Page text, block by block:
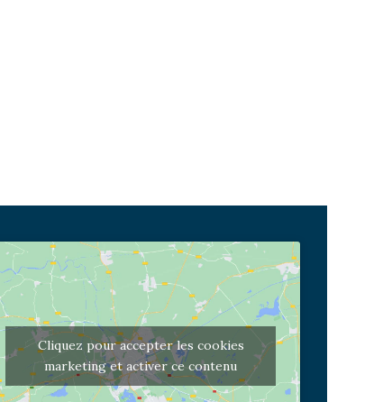
Cliquez pour accepter les cookies
marketing et activer ce contenu